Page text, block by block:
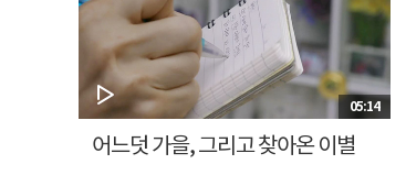
05:14
어느덧 가을, 그리고 찾아온 이별